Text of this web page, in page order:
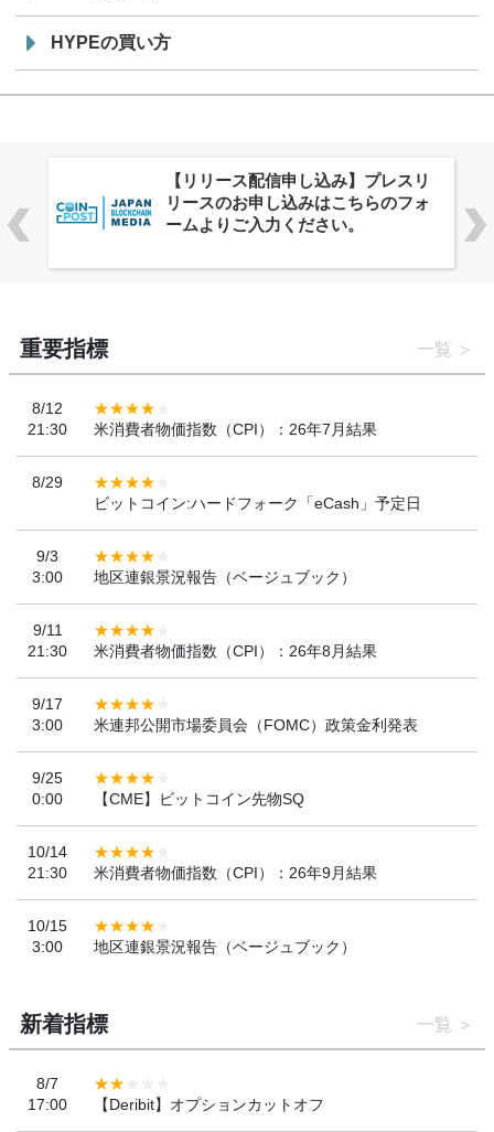
HYPEの買い方
株式会社PlnX、アジア最大級のグロ
ーバルWeb3カンファレンス
「WebX2026」とのコラボレーショ
重要指標 一覧
8/12
21:30
米消費者物価指数（CPI）：26年7月結果
8/29
ビットコイン:ハードフォーク「eCash」予定日
9/3
3:00
地区連銀景況報告（ベージュブック）
9/11
21:30
米消費者物価指数（CPI）：26年8月結果
9/17
3:00
米連邦公開市場委員会（FOMC）政策金利発表
9/25
0:00
【CME】ビットコイン先物SQ
10/14
21:30
米消費者物価指数（CPI）：26年9月結果
10/15
3:00
地区連銀景況報告（ベージュブック）
新着指標 一覧
8/7
17:00
【Deribit】オプションカットオフ